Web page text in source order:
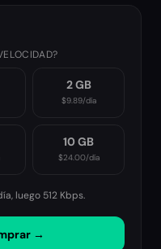
2 GB
$9.89/día
10 GB
$24.00/día
luego 512 Kbps.
→